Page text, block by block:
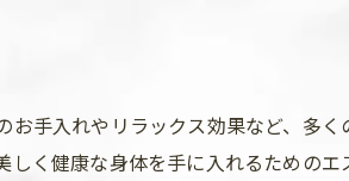
手入れやリラックス効果など、多
く健康な身体を手に入れるためのエ